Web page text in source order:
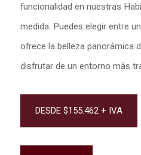
funcionalidad en nuestras
medida. Puedes elegir entre
ofrece la belleza panorámica
disfrutar de un entorno más
DESDE $155.462 + IVA